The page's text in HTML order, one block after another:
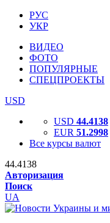
РУС
УКР
ВИДЕО
ФОТО
ПОПУЛЯРНЫЕ
СПЕЦПРОЕКТЫ
USD
USD 44.4138
EUR 51.2998
Все курсы валют
44.4138
Авторизация
Поиск
UA